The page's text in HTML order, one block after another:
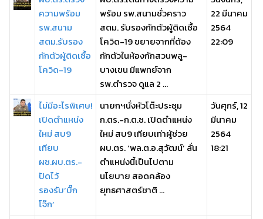
ความพร้อม
รพ.สนาม
สตม.รับรอง
กักตัวผู้ติดเชื้อ
โควิด-19
พร้อม รพ.สนามชั่วคราว
สตม. รับรองกักตัวผู้ติดเชื้อ
โควิด-19 ขยายจากที่ต้อง
กักตัวในห้องกักสวนพลู-
บางเขน มีแพทย์จาก
รพ.ตำรวจ ดูแล 2 ...
22 มีนาคม
2564
22:09
ไม่มีอะไรพิเศษ!
เปิดตำแหน่ง
ใหม่ สบ9
เทียบ
ผช.ผบ.ตร.-
ปัดไว้
รองรับ‘บิ๊ก
โจ๊ก’
นายกฯนั่งหัวโต๊ะประชุม
ก.ตร.-ก.ต.ช. เปิดตำแหน่ง
ใหม่ สบ9 เทียบเท่าผู้ช่วย
ผบ.ตร. ‘พล.ต.อ.สุวัฒน์’ ลั่น
ตำแหน่งนี้เป็นไปตาม
นโยบาย สอดคล้อง
ยุทธศาสตร์ชาติ ...
วันศุกร์, 12
มีนาคม
2564
18:21